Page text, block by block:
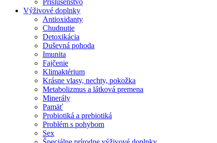
Príslušenstvo
Výživové doplnky
Antioxidanty
Chudnutie
Detoxikácia
Duševná pohoda
Imunita
Fajčenie
Klimaktérium
Krásne vlasy, nechty, pokožka
Metabolizmus a látková premena
Minerály
Pamäť
Probiotiká a prebiotiká
Problém s pohybom
Sex